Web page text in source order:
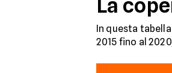
La
In questa
2015 fino al